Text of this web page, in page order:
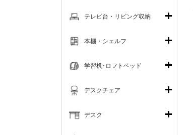
テレビ台・リビング収納
本棚・シェルフ
学習机･ロフトベッド
デスクチェア
デスク